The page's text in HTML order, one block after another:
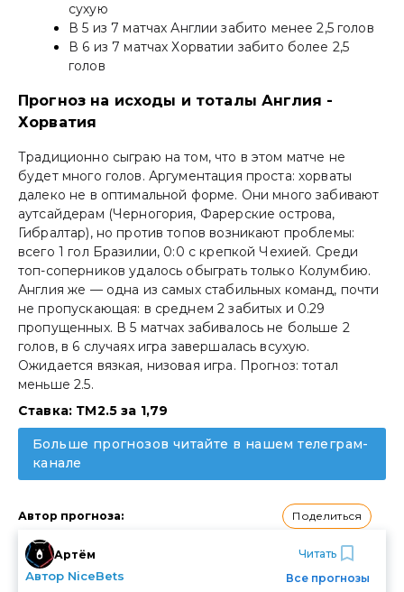
сухую
В 5 из 7 матчах Англии забито менее 2,5 голов
В 6 из 7 матчах Хорватии забито более 2,5
голов
Прогноз на исходы и тоталы Англия -
Хорватия
Традиционно сыграю на том, что в этом матче не
будет много голов. Аргументация проста: хорваты
далеко не в оптимальной форме. Они много забивают
аутсайдерам (Черногория, Фарерские острова,
Гибралтар), но против топов возникают проблемы:
всего 1 гол Бразилии, 0:0 с крепкой Чехией. Среди
топ-соперников удалось обыграть только Колумбию.
Англия же — одна из самых стабильных команд, почти
не пропускающая: в среднем 2 забитых и 0.29
пропущенных. В 5 матчах забивалось не больше 2
голов, в 6 случаях игра завершалась всухую.
Ожидается вязкая, низовая игра. Прогноз: тотал
меньше 2.5.
Ставка: ТМ2.5 за 1,79
Больше пpогнозов читайте в нашем телегpам-
канале
Автор прогноза: Поделиться
Артём
Автор NiceBets
Читать
Все прогнозы